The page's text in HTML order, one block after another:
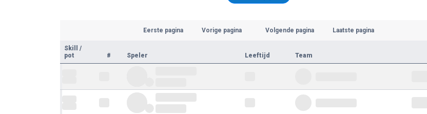
Eerste pagina Vorige pagina Volgende pagina Laatste pagina
Skill
/
pot
# Speler Leeftijd Team